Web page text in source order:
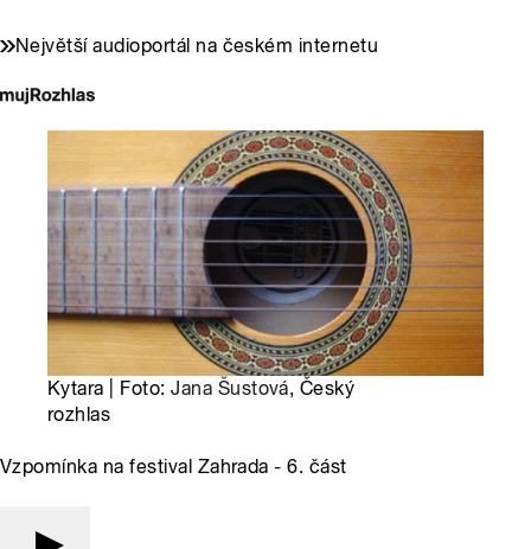
Největší audioportál na českém internetu
Kytara | Foto:Jana Šustová, Český
rozhlas
Vzpomínka na festival Zahrada - 6. část